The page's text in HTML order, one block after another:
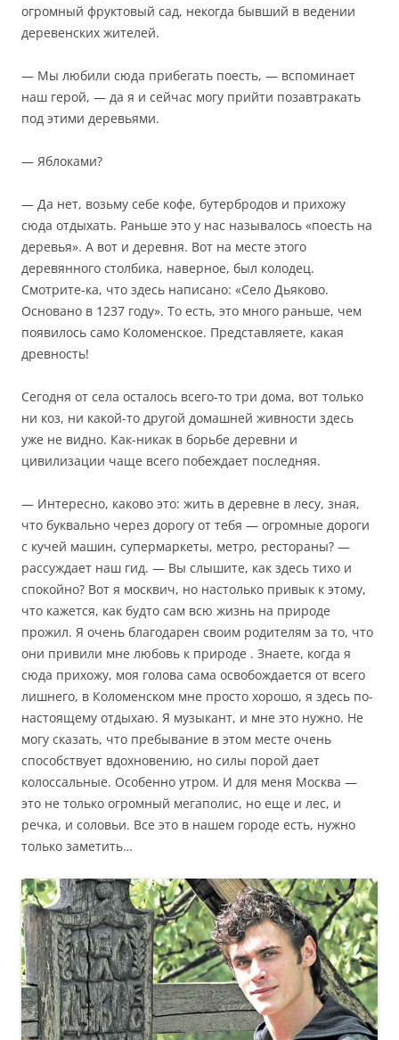
огромный фруктовый сад, некогда бывший в ведении
деревенских жителей.
— Мы любили сюда прибегать поесть, — вспоминает
наш герой, — да я и сейчас могу прийти позавтракать
под этими деревьями.
— Яблоками?
— Да нет, возьму себе кофе, бутербродов и прихожу
сюда отдыхать. Раньше это у нас называлось «поесть на
деревья». А вот и деревня. Вот на месте этого
деревянного столбика, наверное, был колодец.
Смотрите-ка, что здесь написано: «Село Дьяково.
Основано в 1237 году». То есть, это много раньше, чем
появилось само Коломенское. Представляете, какая
древность!
Сегодня от села осталось всего-то три дома, вот только
ни коз, ни какой-то другой домашней живности здесь
уже не видно. Как-никак в борьбе деревни и
цивилизации чаще всего побеждает последняя.
— Интересно, каково это: жить в деревне в лесу, зная,
что буквально через дорогу от тебя — огромные дороги
с кучей машин, супермаркеты, метро, рестораны? —
рассуждает наш гид. — Вы слышите, как здесь тихо и
спокойно? Вот я москвич, но настолько привык к этому,
что кажется, как будто сам всю жизнь на природе
прожил. Я очень благодарен своим родителям за то, что
они привили мне любовь к природе . Знаете, когда я
сюда прихожу, моя голова сама освобождается от всего
лишнего, в Коломенском мне просто хорошо, я здесь по-
настоящему отдыхаю. Я музыкант, и мне это нужно. Не
могу сказать, что пребывание в этом месте очень
способствует вдохновению, но силы порой дает
колоссальные. Особенно утром. И для меня Москва —
это не только огромный мегаполис, но еще и лес, и
речка, и соловьи. Все это в нашем городе есть, нужно
только заметить…